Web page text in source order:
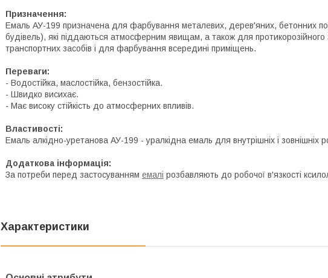
Призначення:
Емаль АУ-199 призначена для фарбування металевих, дерев'яних, бетонних
будівель), які піддаються атмосферним явищам, а також для протикорозійного
транспортних засобів і для фарбування всередині приміщень.
Переваги:
- Водостійка, маслостійка, бензостійка.
- Швидко висихає.
- Має високу стійкість до атмосферних впливів.
Властивості:
Емаль алкідно-уретанова АУ-199 - уралкідна емаль для внутрішніх і зовнішніх
Додаткова інформація:
За потреби перед застосуванням емалі розбавляють до робочої в'язкості
Характеристики